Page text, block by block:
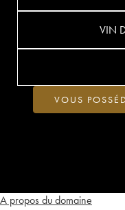
A propos du domaine
VIN
VOUS